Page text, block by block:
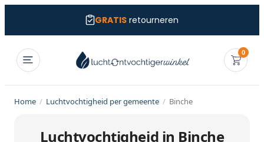
GRATISretourneren
0
Home / Luchtvochtigheid per gemeente / Binche
Luchtvochtigheid in Binche